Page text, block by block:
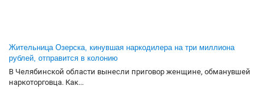
Жительница Озерска, кинувшая наркодилера на три миллиона
рублей, отправится в колонию
В Челябинской области вынесли приговор женщине, обманувшей
наркоторговца. Как...